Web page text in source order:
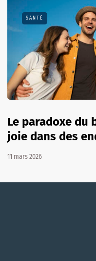
SANTÉ
Le paradoxe du
joie dans des
11 mars 2026